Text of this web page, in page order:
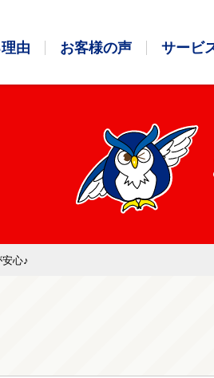
由 お客様の声 サービ
心♪